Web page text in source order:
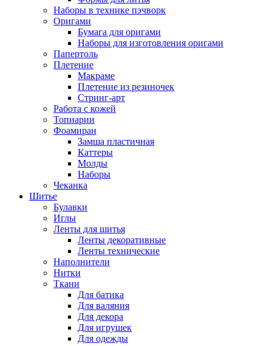
Наборы в технике пэчворк
Оригами
Бумага для оригами
Наборы для изготовления оригами
Папертоль
Плетение
Макраме
Плетение из резиночек
Стринг-арт
Работа с кожей
Топиарии
Фоамиран
Замша пластичная
Каттеры
Молды
Наборы
Чеканка
Шитье
Булавки
Иглы
Ленты для шитья
Ленты декоративные
Ленты технические
Наполнители
Нитки
Ткани
Для батика
Для валяния
Для декора
Для игрушек
Для одежды